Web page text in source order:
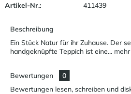
Artikel-Nr.: 411439
Beschreibung
Ein Stück Natur für ihr Zuhause. Der
handgeknüpfte Teppich ist eine... mehr
Bewertungen
0
Bewertungen lesen, schreiben und